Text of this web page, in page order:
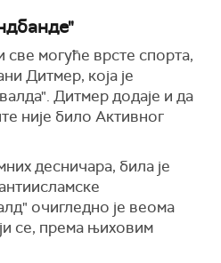
могуће врсте спорта,
Дитмер, која је
Дитмер додаје и да
није било Активног
десничара, била је
очигледно је веома
се, према њиховим